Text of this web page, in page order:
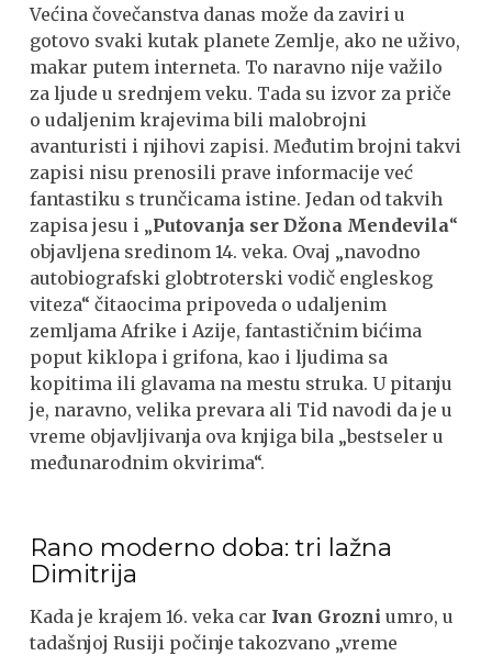
Većina čovečanstva danas može da zaviri u
gotovo svaki kutak planete Zemlje, ako ne uživo,
makar putem interneta. To naravno nije važilo
za ljude u srednjem veku. Tada su izvor za priče
o udaljenim krajevima bili malobrojni
avanturisti i njihovi zapisi. Međutim brojni takvi
zapisi nisu prenosili prave informacije već
fantastiku s trunčicama istine. Jedan od takvih
zapisa jesu i „Putovanja ser Džona Mendevila“
objavljena sredinom 14. veka. Ovaj „navodno
autobiografski globtroterski vodič engleskog
viteza“ čitaocima pripoveda o udaljenim
zemljama Afrike i Azije, fantastičnim bićima
poput kiklopa i grifona, kao i ljudima sa
kopitima ili glavama na mestu struka. U pitanju
je, naravno, velika prevara ali Tid navodi da je u
vreme objavljivanja ova knjiga bila „bestseler u
međunarodnim okvirima“.
Rano moderno doba: tri lažna
Dimitrija
Kada je krajem 16. veka car Ivan Grozni umro, u
tadašnjoj Rusiji počinje takozvano „vreme